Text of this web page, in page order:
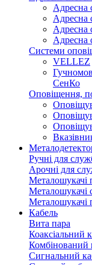
Адресна
Адресна
Адресна
Системи
VELLEZ
СенКо
Оповіщення,
Ручні для
Арочні для
Металошукачі
Металошукачі
Металошукачі
Кабель
Вита пара
Коаксіальний
Комбінований
Сигнальний